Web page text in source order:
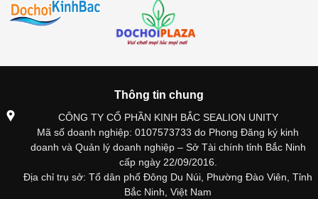
Thông tin chung
CÔNG TY CỔ PHẦN KINH BẮC SEALION UNITY
Mã số doanh nghiệp: 0107573733 do Phong Đăng ký kinh
doanh và Quản lý doanh nghiệp – Sở Tài chính tỉnh Bắc Ninh
cấp ngày 22/09/2016.
Địa chỉ trụ sở: Tổ dân phố Đông Du Núi, Phường Đào Viên, Tỉnh
Bắc Ninh, Việt Nam